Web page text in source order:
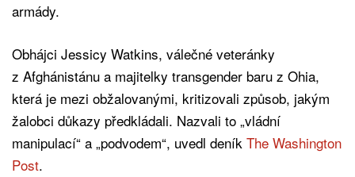
armády.
Obhájci Jessicy Watkins, válečné veteránky
z Afghánistánu a majitelky transgender baru z Ohia,
která je mezi obžalovanými, kritizovali způsob, jakým
žalobci důkazy předkládali. Nazvali to „vládní
manipulací“ a „podvodem“, uvedl deník The Washington
Post.